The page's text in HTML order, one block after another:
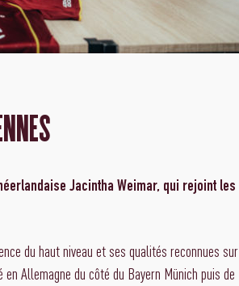
Jacintha Weimar, qui rejoint les
du haut niveau et ses qualités reconnues sur
Allemagne du côté du Bayern Münich puis de